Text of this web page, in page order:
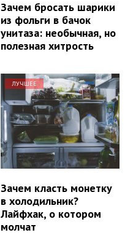
Зачем бросать шарики
из фольги в бачок
унитаза: необычная, но
полезная хитрость
ЛУЧШЕЕ
Зачем класть монетку
в холодильник?
Лайфхак, о котором
молчат